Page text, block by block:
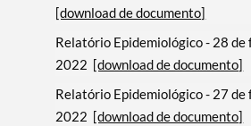
[download de documento]
Relatório Epidemiológico - 28 de
2022 [download de documento]
Relatório Epidemiológico - 27 de
2022 [download de documento]